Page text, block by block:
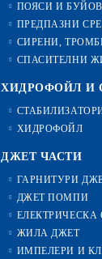
ПОЯСИ И
ПРЕДПАЗНИ
СИРЕНИ,
СПАСИТЕЛНИ
ХИДРОФОЙЛ И
ХИДРОФОЙЛ
ДЖЕТ ЧАСТИ
ГАРНИТУРИ
ДЖЕТ ПОМПИ
ЖИЛА ДЖЕТ
ИМПЕЛЕРИ И